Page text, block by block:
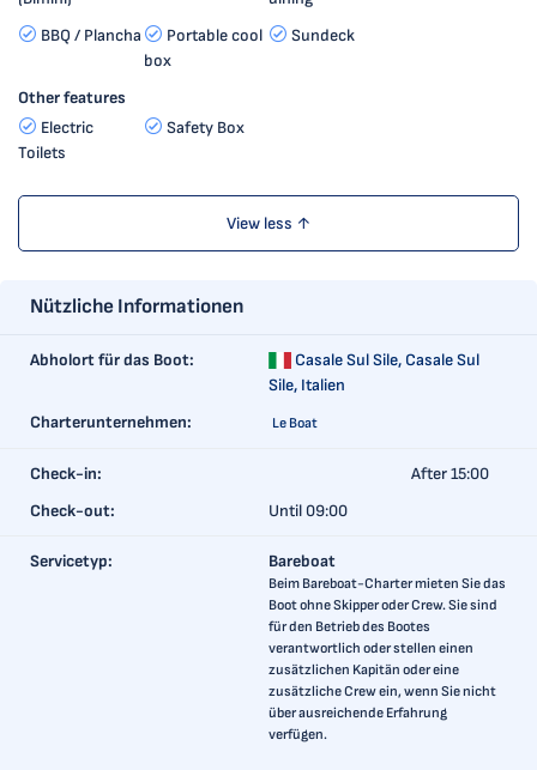
BBQ / Plancha
Portable cool
box
Sundeck
Other features
Electric
Toilets
Safety Box
View less ↑
Nützliche Informationen
Abholort für das Boot: Casale Sul Sile, Casale Sul
Sile, Italien
Charterunternehmen:
Le Boat
Check-in:
After 15:00
Check-out:
Until 09:00
Servicetyp: Bareboat
Beim Bareboat-Charter mieten Sie das
Boot ohne Skipper oder Crew. Sie sind
für den Betrieb des Bootes
verantwortlich oder stellen einen
zusätzlichen Kapitän oder eine
zusätzliche Crew ein, wenn Sie nicht
über ausreichende Erfahrung
verfügen.